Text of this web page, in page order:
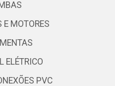
MOTORES
ELÉTRICO
PVC